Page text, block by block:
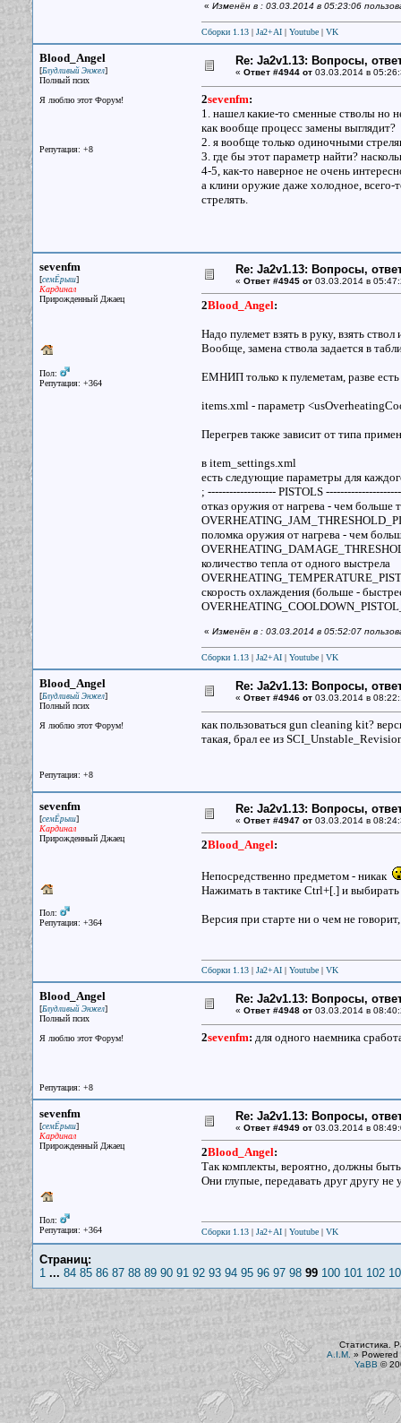
« Изменён в : 03.03.2014 в 05:23:06
Сборки 1.13| Ja2+AI| Youtube| VK
Blood_Angel
[Блудливый Энжел]
Полный псих
Я люблю этот Форум!
Репутация: +8
Re: Ja2v1.13: Вопросы,
« Ответ #4944 от03.03.2014 в
2sevenfm:
1. нашел какие-то сменные стволы но
как вообще процесс замены выглядит?
2. я вообще только одиночными
3. где бы этот параметр найти?
4-5, как-то наверное не очень
а клини оружие даже холодное,
стрелять.
sevenfm
[семЁрыш]
Кардинал
Прирожденный Джаец
Пол:
Репутация: +364
Re: Ja2v1.13: Вопросы,
« Ответ #4945 от03.03.2014 в
2Blood_Angel:
Надо пулемет взять в руку, взять
Вообще, замена ствола задается в
ЕМНИП только к пулеметам, разве
items.xml - параметр
Перегрев также зависит от типа
в item_settings.xml
есть следующие параметры для
; ------------------- PISTOLS
отказ оружия от нагрева - чем
поломка оружия от нагрева - чем
количество тепла от одного выстрела
скорость охлаждения (больше -
« Изменён в : 03.03.2014 в 05:52:07
Сборки 1.13| Ja2+AI| Youtube| VK
Blood_Angel
[Блудливый Энжел]
Полный псих
Я люблю этот Форум!
Репутация: +8
Re: Ja2v1.13: Вопросы,
« Ответ #4946 от03.03.2014 в
как пользоваться gun cleaning kit?
такая, брал ее из
sevenfm
[семЁрыш]
Кардинал
Прирожденный Джаец
Пол:
Репутация: +364
Re: Ja2v1.13: Вопросы,
« Ответ #4947 от03.03.2014 в
2Blood_Angel:
Непосредственно предметом - никак
Нажимать в тактике Ctrl+[.] и выбирать
Версия при старте ни о чем не
Сборки 1.13| Ja2+AI| Youtube| VK
Blood_Angel
[Блудливый Энжел]
Полный псих
Я люблю этот Форум!
Репутация: +8
Re: Ja2v1.13: Вопросы,
« Ответ #4948 от03.03.2014 в
2sevenfm: для одного наемника
sevenfm
[семЁрыш]
Кардинал
Прирожденный Джаец
Пол:
Репутация: +364
Re: Ja2v1.13: Вопросы,
« Ответ #4949 от03.03.2014 в
2Blood_Angel:
Так комплекты, вероятно, должны
Они глупые, передавать друг другу
Сборки 1.13| Ja2+AI| Youtube| VK
Страниц:
1... 84 85 86 87 88 89 90 91 92 93 94 95 96 97 98 99 100 101 102
Статистика.
A.I.M. » Powered
YaBB ©